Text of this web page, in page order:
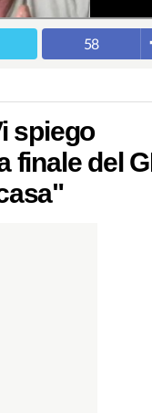
58
spiego
finale del